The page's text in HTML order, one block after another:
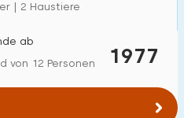
| 2 Haustiere
1977
ab
von 12 Personen